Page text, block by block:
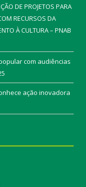
DE PROJETOS PARA
RECURSOS DA
À CULTURA – PNAB
com audiências
ação inovadora